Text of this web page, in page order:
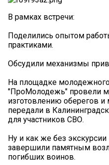
В рамках встречи:
Поделились опытом
практиками.
Обсудили механизмы
На площадке молодежного
"ПроМолодежь" провели
изготовлению оберегов и
передали в
для участников СВО.
Ну и как же без
завершили памятным
погибших воинов.